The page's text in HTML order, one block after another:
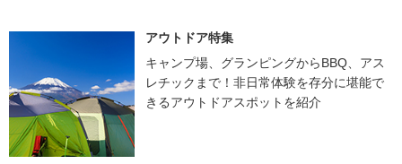
アウトドア特集
キャンプ場、グランピングからBBQ、アス
レチックまで！非日常体験を存分に堪能で
きるアウトドアスポットを紹介